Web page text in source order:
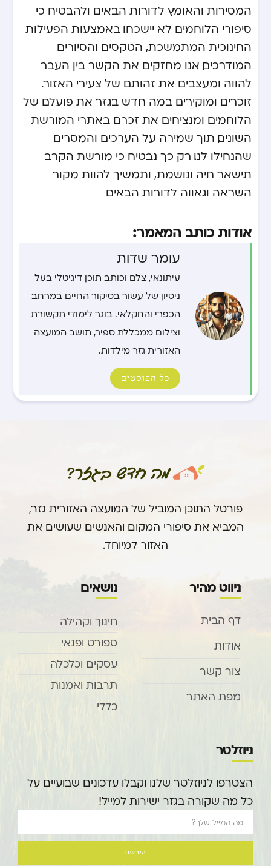
המסירות והאומץ לדורות הבאים ולהבטיח כי
סיפורי הלוחמים לא יישכחו. באמצעות הפעילות
החינוכית המתמשכת, הטקסים והסיורים
המודרכים, אנו מחזקים את הקשר בין העבר
להווה ומעצבים את זהותם של צעירי האזור.
זוכרים ומוקירים במה חדש בגזר את פועלם של
הלוחמים ומנציחים את זכרם באתרי המורשת
השונים, תוך שמירה על הערכים והמסרים
שהנחילו לנו. רק כך נבטיח כי מורשת הקרב
תישאר חיה ונושמת, ותמשיך להוות מקור
השראה וגאווה לדורות הבאים.
אודות כותב המאמר:
עומר שדות
עיתונאי, צלם וכותב תוכן דיגיטלי בעל
ניסיון של עשור בסיקור החיים במרחב
הכפרי והחקלאי. בוגר לימודי תקשורת
וצילום ממכללת ספיר, תושב המועצה
האזורית גזר מילדות.
כל הפוסטים
פורטל התוכן המוביל של המועצה האזורית גזר,
המביא את סיפורי המקום והאנשים שעושים את
האזור למיוחד.
ניווט מהיר
דף הבית
אודות
צור קשר
מפת האתר
נושאים
חינוך וקהילה
ספורט ופנאי
עסקים וכלכלה
תרבות ואמנות
כללי
ניוזלטר
הצטרפו לניוזלטר שלנו וקבלו עדכונים שבועיים על
כל מה שקורה בגזר ישירות למייל!
הירשם